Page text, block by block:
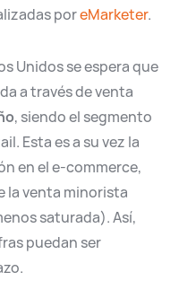
poreMarketer.
Unidos se espera que
a través de venta
, siendo el segmento
Esta es a su vez la
en el e-commerce,
la venta minorista
saturada). Así,
puedan ser